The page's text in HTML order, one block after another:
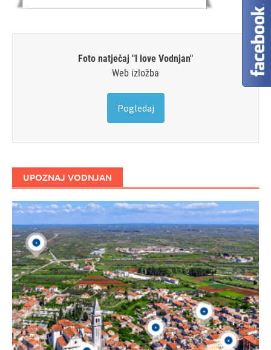
Foto natječaj "I love Vodnjan"
Web izložba
Pogledaj
UPOZNAJ VODNJAN